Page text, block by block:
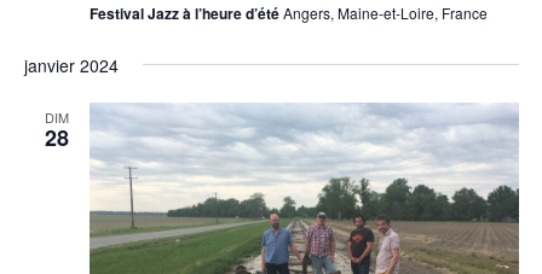
Festival Jazz à l’heure d’étéAngers, Maine-et-Loire, France
janvier 2024
DIM
28